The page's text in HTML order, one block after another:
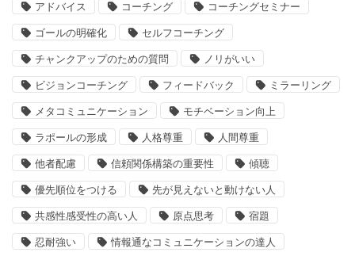
アドバイス コーチング コーチングセミナー
ゴールの明確化 セルフコーチング
チャンクアップのための質問 ノリがいい
ビジョンコーチング フィードバック ミラーリング
メタコミュニケーション モチベーション向上
ラポールの形成 人格尊重 人間尊重
他者配慮 信頼関係構築の重要性 傾聴
優先順位をつける 先が見えないと動けない人
共感性感受性の高い人 原点思考 宿題
忍耐強い 情報通なコミュニケーションの達人